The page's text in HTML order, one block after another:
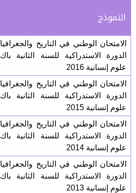
النموذج
الامتحان الوطني في التاريخ والجغرافيا
الدورة الاستدراكية للسنة الثانية باك
علوم إنسانية 2016
الامتحان الوطني في التاريخ والجغرافيا
الدورة الاستدراكية للسنة الثانية باك
علوم إنسانية 2015
الامتحان الوطني في التاريخ والجغرافيا
الدورة الاستدراكية للسنة الثانية باك
علوم إنسانية 2014
الامتحان الوطني في التاريخ والجغرافيا
الدورة الاستدراكية للسنة الثانية باك
علوم إنسانية 2013